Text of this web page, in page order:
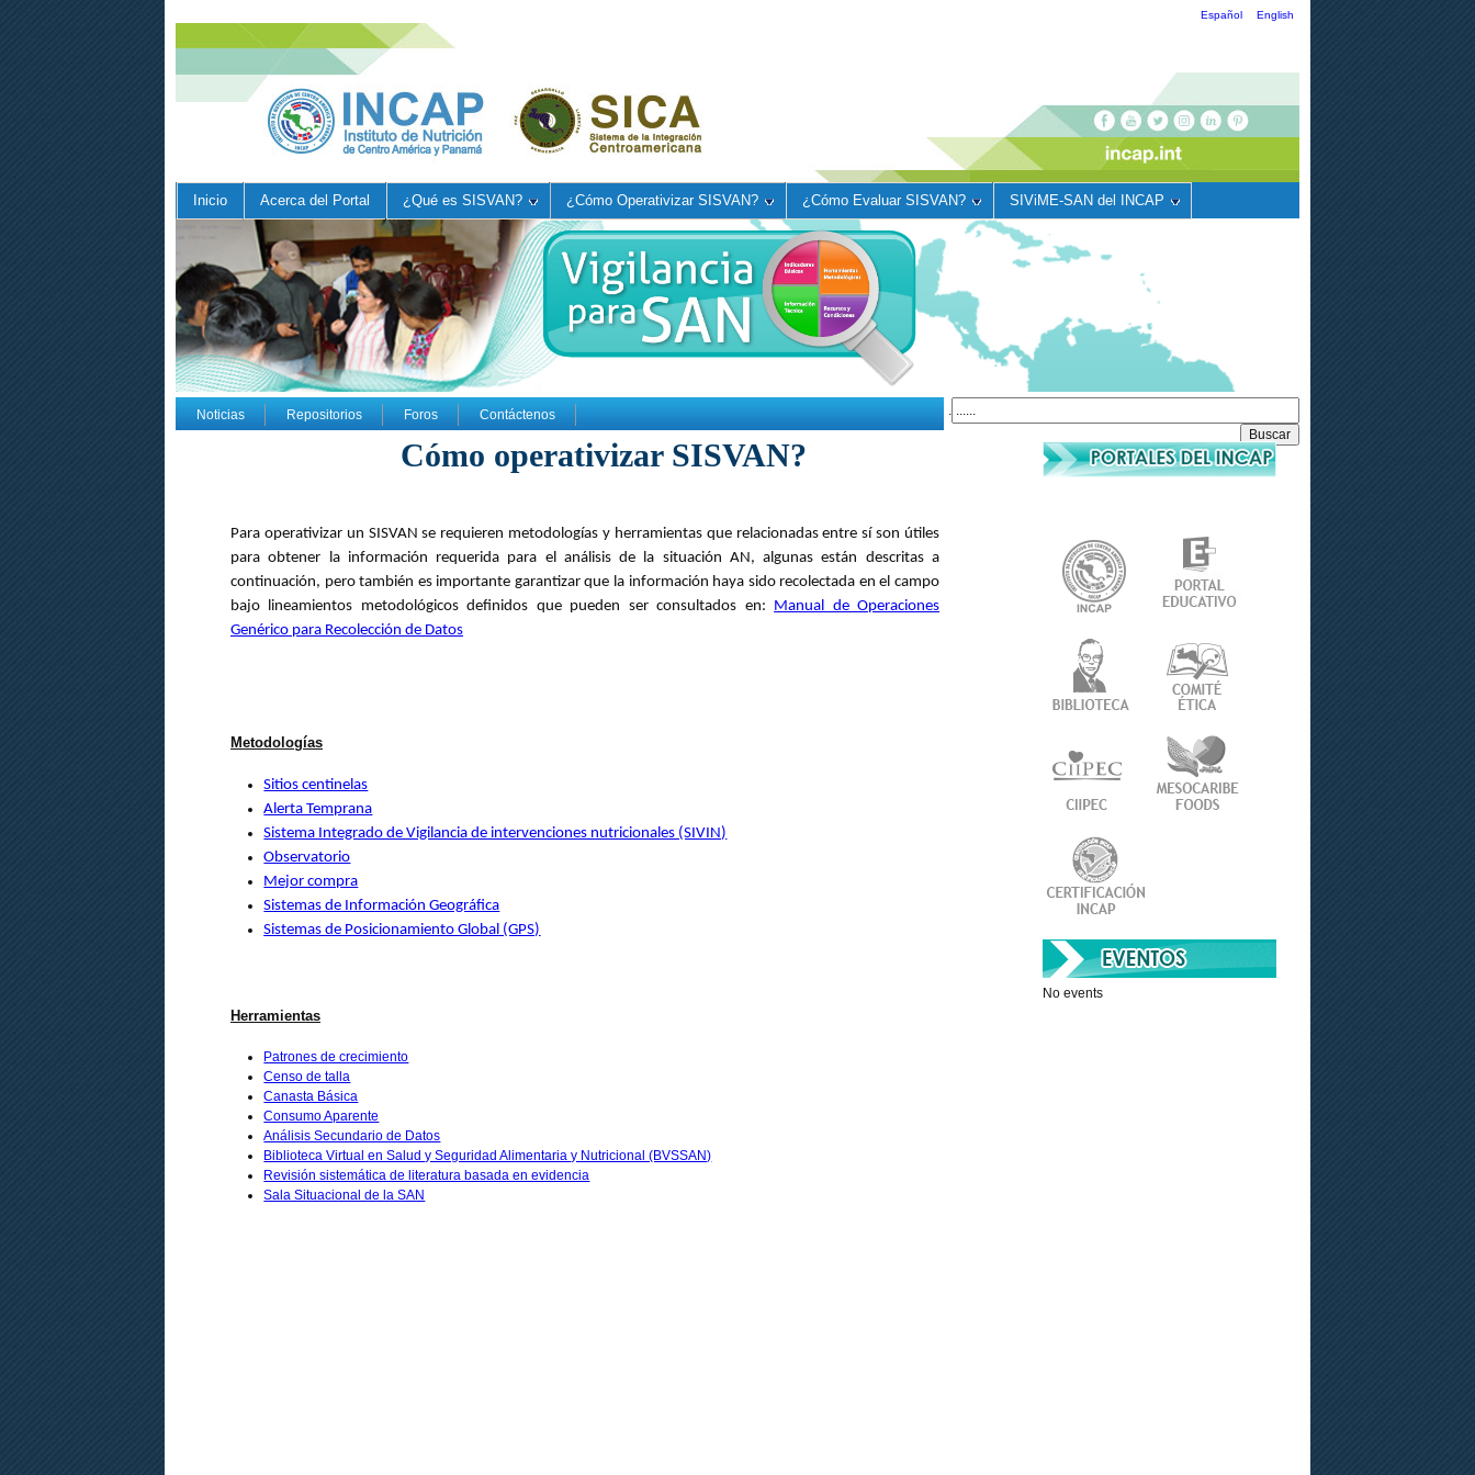
Español English
Inicio Acerca del Portal ¿Qué es SISVAN? ¿Cómo Operativizar SISVAN? ¿Cómo Evaluar SISVAN? SIViME-SAN del INCAP
Noticias Repositorios Foros Contáctenos .
Cómo operativizar SISVAN?
Para operativizar un SISVAN se requieren metodologías y herramientas que relacionadas entre sí son útiles
para obtener la información requerida para el análisis de la situación AN, algunas están descritas a
continuación, pero también es importante garantizar que la información haya sido recolectada en el campo
bajo lineamientos metodológicos definidos que pueden ser consultados en: Manual de Operaciones
Genérico para Recolección de Datos
Metodologías
Sitios centinelas
Alerta Temprana
Sistema Integrado de Vigilancia de intervenciones nutricionales (SIVIN)
Observatorio
Mejor compra
Sistemas de Información Geográfica
Sistemas de Posicionamiento Global (GPS)
Herramientas
Patrones de crecimiento
Censo de talla
Canasta Básica
Consumo Aparente
Análisis Secundario de Datos
Biblioteca Virtual en Salud y Seguridad Alimentaria y Nutricional (BVSSAN)
Revisión sistemática de literatura basada en evidencia
Sala Situacional de la SAN
No events